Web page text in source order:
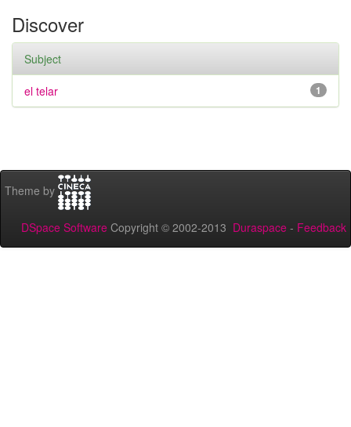
Discover
Subject
1
el telar
Theme by
DSpace Software Copyright © 2002-2013 Duraspace - Feedback